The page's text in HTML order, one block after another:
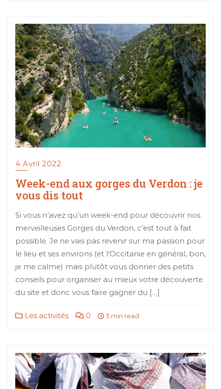
4 Avril 2022
Week-end aux gorges du Verdon : je
vous dis tout
Si vous n’avez qu’un week-end pour découvrir nos
merveilleuses Gorges du Verdon, c’est tout à fait
possible. Je ne vais pas revenir sur ma passion pour
le lieu et ses environs (et l’Occitanie en général, bon,
je me calme) mais plutôt vous donner des petits
conseils pour organiser au mieux votre découverte
du site et donc vous faire gagner du […]
Les activités 0 3 min read